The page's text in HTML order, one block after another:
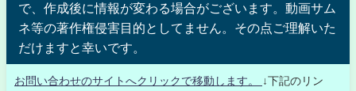
で、作成後に情報が変わる場合がございます。動画サム
ネ等の著作権侵害目的としてません。その点ご理解いた
だけますと幸いです。
お問い合わせのサイトへクリックで移動します。
↓下記のリン